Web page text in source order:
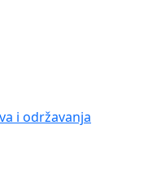
i održavanja